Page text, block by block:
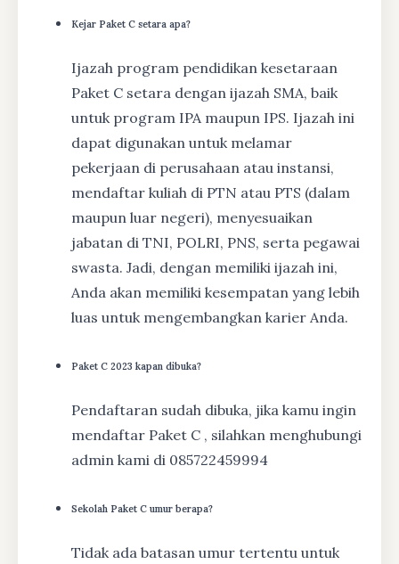
Kejar Paket C setara apa?
Ijazah program pendidikan kesetaraan
Paket C setara dengan ijazah SMA, baik
untuk program IPA maupun IPS. Ijazah ini
dapat digunakan untuk melamar
pekerjaan di perusahaan atau instansi,
mendaftar kuliah di PTN atau PTS (dalam
maupun luar negeri), menyesuaikan
jabatan di TNI, POLRI, PNS, serta pegawai
swasta. Jadi, dengan memiliki ijazah ini,
Anda akan memiliki kesempatan yang lebih
luas untuk mengembangkan karier Anda.
Paket C 2023 kapan dibuka?
Pendaftaran sudah dibuka, jika kamu ingin
mendaftar Paket C , silahkan menghubungi
admin kami di 085722459994
Sekolah Paket C umur berapa?
Tidak ada batasan umur tertentu untuk